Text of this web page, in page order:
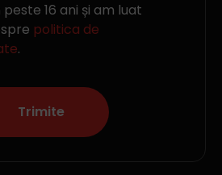
16 ani și am luat
politica de
.